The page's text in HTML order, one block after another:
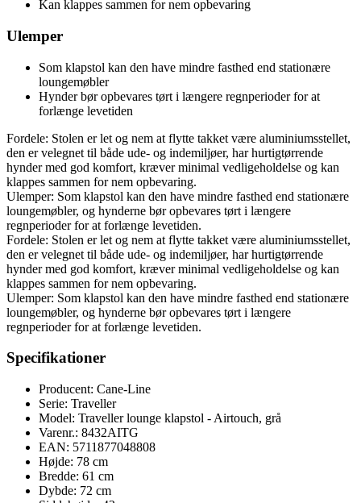
Kan klappes sammen for nem opbevaring
Ulemper
Som klapstol kan den have mindre fasthed end stationære
loungemøbler
Hynder bør opbevares tørt i længere regnperioder for at
forlænge levetiden
Fordele: Stolen er let og nem at flytte takket være aluminiumsstellet,
den er velegnet til både ude- og indemiljøer, har hurtigtørrende
hynder med god komfort, kræver minimal vedligeholdelse og kan
klappes sammen for nem opbevaring.
Ulemper: Som klapstol kan den have mindre fasthed end stationære
loungemøbler, og hynderne bør opbevares tørt i længere
regnperioder for at forlænge levetiden.
Fordele: Stolen er let og nem at flytte takket være aluminiumsstellet,
den er velegnet til både ude- og indemiljøer, har hurtigtørrende
hynder med god komfort, kræver minimal vedligeholdelse og kan
klappes sammen for nem opbevaring.
Ulemper: Som klapstol kan den have mindre fasthed end stationære
loungemøbler, og hynderne bør opbevares tørt i længere
regnperioder for at forlænge levetiden.
Specifikationer
Producent: Cane-Line
Serie: Traveller
Model: Traveller lounge klapstol - Airtouch, grå
Varenr.: 8432AITG
EAN: 5711877048808
Højde: 78 cm
Bredde: 61 cm
Dybde: 72 cm